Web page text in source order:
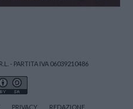
- PARTITA IVA 06039210486
PRIVACY REDAZIONE